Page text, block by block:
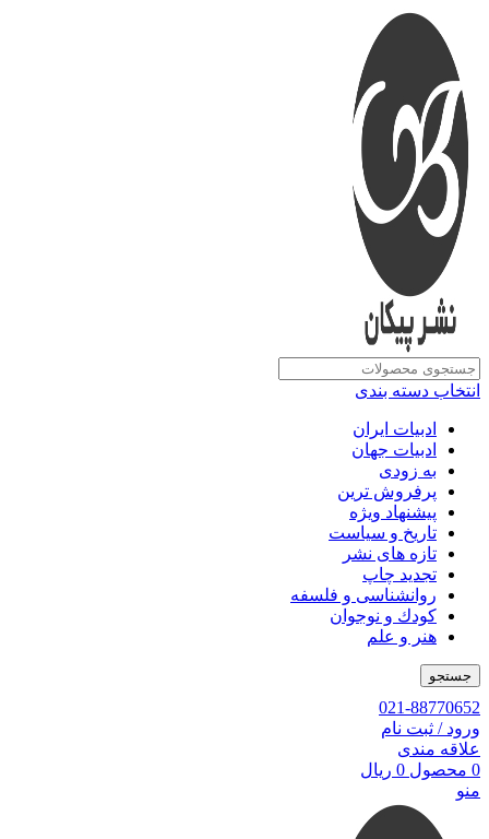
انتخاب دسته بندی
ادبیات ایران
ادبیات جهان
به زودی
پرفروش ترین
پیشنهاد ویژه
تاریخ و سیاست
تازه های نشر
تجدید چاپ
روانشناسی و فلسفه
کودك و نوجوان
هنر و علم
جستجو
021-88770652
ورود / ثبت نام
علاقه مندی
0 محصول 0 ریال
منو